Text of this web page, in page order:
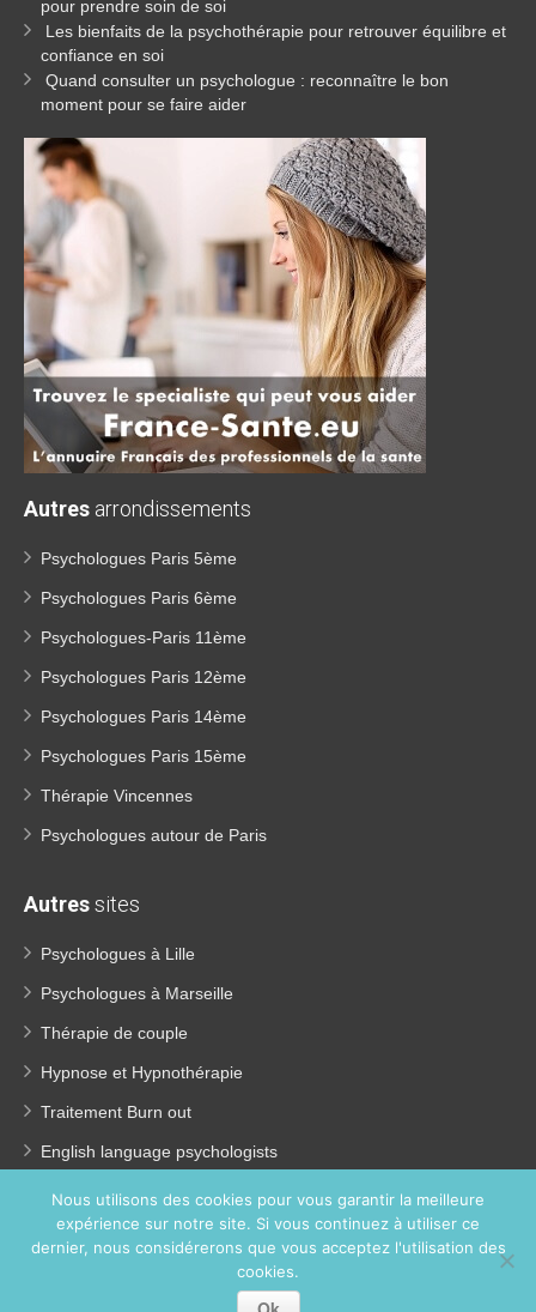
pour prendre soin de soi
Les bienfaits de la psychothérapie pour retrouver équilibre et
confiance en soi
Quand consulter un psychologue : reconnaître le bon
moment pour se faire aider
Autres arrondissements
Psychologues Paris 5ème
Psychologues Paris 6ème
Psychologues-Paris 11ème
Psychologues Paris 12ème
Psychologues Paris 14ème
Psychologues Paris 15ème
Thérapie Vincennes
Psychologues autour de Paris
Autressites
Psychologues à Lille
Psychologues à Marseille
Thérapie de couple
Hypnose et Hypnothérapie
Traitement Burn out
English language psychologists
Psychologues pour enfants
Perte de poids
Nous utilisons des cookies pour vous garantir la meilleure
expérience sur notre site. Si vous continuez à utiliser ce
dernier, nous considérerons que vous acceptez l'utilisation des
cookies.